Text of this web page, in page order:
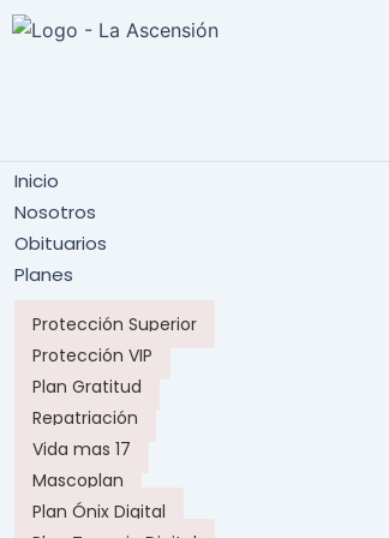
Inicio
Nosotros
Obituarios
Planes
Protección Superior
Protección VIP
Plan Gratitud
Repatriación
Vida mas 17
Mascoplan
Plan Ónix Digital